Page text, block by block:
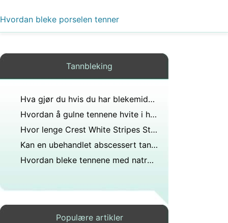
Hvordan bleke porselen tenner
Tannbleking
Hva gjør du hvis du har blekemiddel på tungen?
Hvordan å gulne tennene hvite i hjemmet
Hvor lenge Crest White Stripes Stay On
Kan en ubehandlet abscessert tann føre til at det hvite i øynene blir gult og huden ser gul ut?
Hvordan bleke tennene med natron og peroxide
Populære artikler